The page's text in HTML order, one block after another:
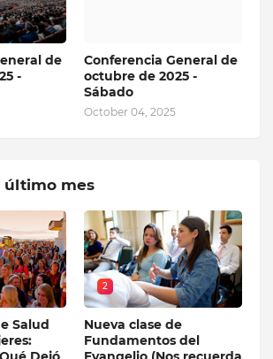
de
-
Conferencia General de
octubre de 2025 -
Sábado
October 04, 2025
último mes
Salud
2
Nueva clase de
Fundamentos del